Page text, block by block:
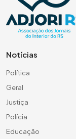
Notícias
Política
Geral
Justiça
Polícia
Educação